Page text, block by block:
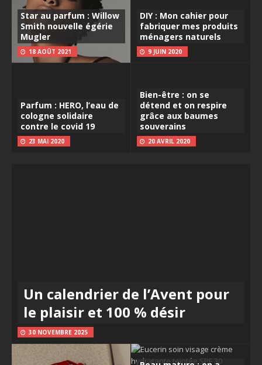
Star au parfum : Willow
Smith nouvelle égérie
Mugler
18 AOÛT 2021
DIY : Mon cahier pour
fabriquer mes produits
ménagers naturels
9 JUIN 2020
Parfum : HERO, l’eau de
cologne solidaire
contre le covid 19
23 MAI 2020
Bien-être : on se
détend et on respire
grâce aux baumes
souverains
20 AVRIL 2020
Un calendrier de l’Avent pour
le plaisir et 100 % désir
30 NOVEMBRE 2025